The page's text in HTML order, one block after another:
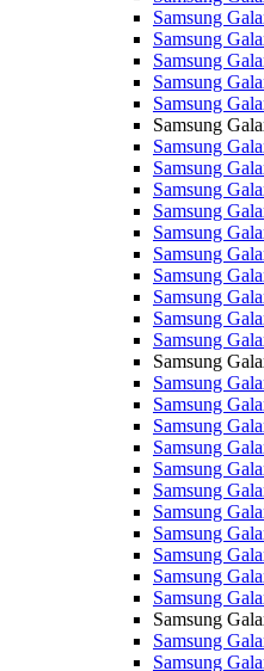
Samsung
Samsung
Samsung
Samsung
Samsung
Samsung
Samsung
Samsung
Samsung
Samsung
Samsung
Samsung
Samsung
Samsung
Samsung
Samsung
Samsung
Samsung
Samsung
Samsung
Samsung
Samsung
Samsung
Samsung
Samsung
Samsung
Samsung
Samsung
Samsung
Samsung
Samsung